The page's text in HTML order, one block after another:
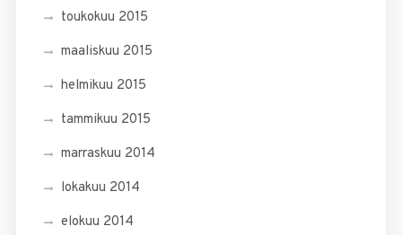
toukokuu 2015
maaliskuu 2015
helmikuu 2015
tammikuu 2015
marraskuu 2014
lokakuu 2014
elokuu 2014